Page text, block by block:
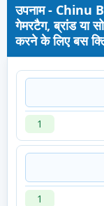
उपनाम - Chinu
गेमरटैग, ब्रांड या
करने के लिए बस
1
1